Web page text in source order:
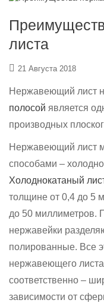
листа
21 Августа 2018
Нержавеющий лист
полосой является
производных
Нержавеющий лист
способами –
Холоднокатаный
толщине от 0,4 до 5
до 50 миллиметров.
нержавейки
полированные. Все
нержавеющего
соответственно –
зависимости от